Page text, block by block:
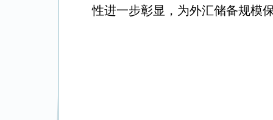
性进一步彰显，为外汇储备规模